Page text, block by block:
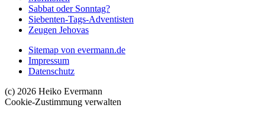
Sabbat oder Sonntag?
Siebenten-Tags-Adventisten
Zeugen Jehovas
Sitemap von evermann.de
Impressum
Datenschutz
(c) 2026 Heiko Evermann
Cookie-Zustimmung verwalten